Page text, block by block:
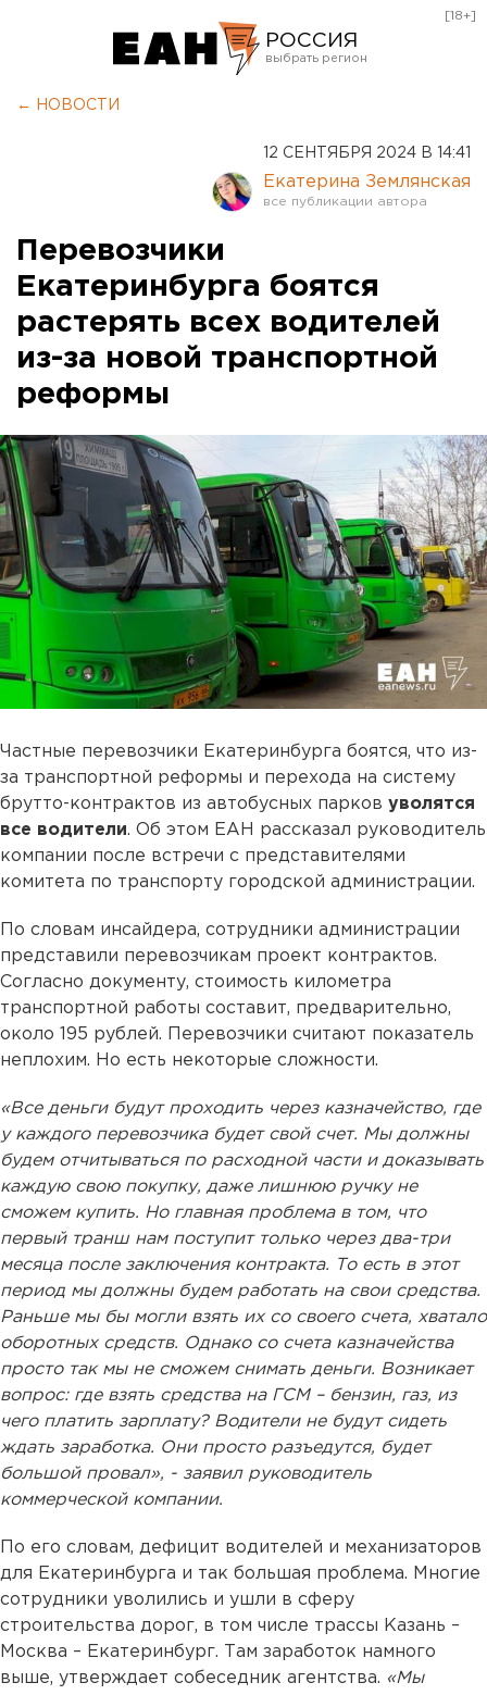
РОССИЯ
Оренбург
[18+]
← НОВОСТИ
12 СЕНТЯБРЯ 2024 В 14:41
Екатерина Землянская
Перевозчики
Екатеринбурга боятся
растерять всех водителей
из-за новой транспортной
реформы
Частные перевозчики Екатеринбурга боятся, что из-
за транспортной реформы и перехода на систему
брутто-контрактов из автобусных парков уволятся
все водители. Об этом ЕАН рассказал руководитель
компании после встречи с представителями
комитета по транспорту городской администрации.
По словам инсайдера, сотрудники администрации
представили перевозчикам проект контрактов.
Согласно документу, стоимость километра
транспортной работы составит, предварительно,
около 195 рублей. Перевозчики считают показатель
неплохим. Но есть некоторые сложности.
«Все деньги будут проходить через казначейство, где
у каждого перевозчика будет свой счет. Мы должны
будем отчитываться по расходной части и доказывать
каждую свою покупку, даже лишнюю ручку не
сможем купить. Но главная проблема в том, что
первый транш нам поступит только через два-три
месяца после заключения контракта. То есть в этот
период мы должны будем работать на свои средства.
Раньше мы бы могли взять их со своего счета, хватало
оборотных средств. Однако со счета казначейства
просто так мы не сможем снимать деньги. Возникает
вопрос: где взять средства на ГСМ – бензин, газ, из
чего платить зарплату? Водители не будут сидеть
ждать заработка. Они просто разъедутся, будет
большой провал», - заявил руководитель
коммерческой компании.
По его словам, дефицит водителей и механизаторов
для Екатеринбурга и так большая проблема. Многие
сотрудники уволились и ушли в сферу
строительства дорог, в том числе трассы Казань –
Москва – Екатеринбург. Там заработок намного
выше, утверждает собеседник агентства. «Мы